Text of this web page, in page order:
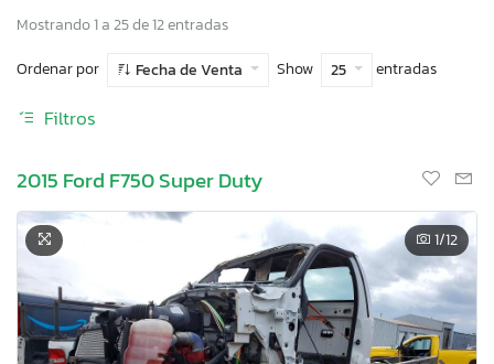
Mostrando 1 a 25 de 12 entradas
Ordenar por
Fecha de Venta Show 25 entradas
Filtros
2015 Ford F750 Super Duty
1/12